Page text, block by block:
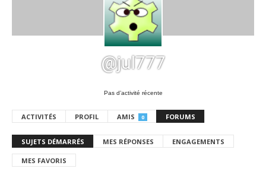
@jul777
Pas d’activité récente
ACTIVITÉS PROFIL AMIS 0 FORUMS
SUJETS DÉMARRÉS MES RÉPONSES ENGAGEMENTS
MES FAVORIS